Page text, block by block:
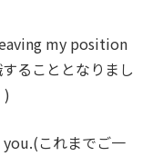
my position
ることとなりまし
)
(これまでご一